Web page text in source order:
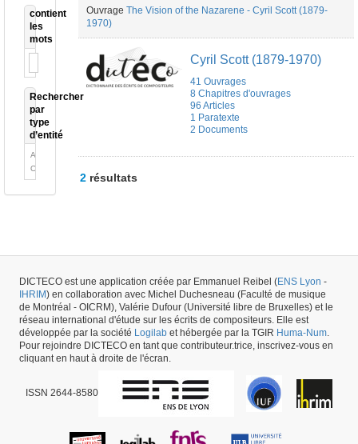
contient
les
mots
Rechercher
par
type
d’entité
Auteur
Ouvrage
Ouvrage The Vision of the Nazarene - Cyril Scott (1879-
1970)
Cyril Scott (1879-1970)
41 Ouvrages
8 Chapitres d'ouvrages
96 Articles
1 Paratexte
2 Documents
2résultats
DICTECO est une application créée par Emmanuel Reibel (ENS Lyon -
IHRIM) en collaboration avec Michel Duchesneau (Faculté de musique
de Montréal - OICRM), Valérie Dufour (Université libre de Bruxelles) et le
réseau international d'étude sur les écrits de compositeurs. Elle est
développée par la société Logilab et hébergée par la TGIR Huma-Num
Pour rejoindre DICTECO en tant que contributeur.trice, inscrivez-vous en
cliquant en haut à droite de l'écran.
ISSN 2644-8580